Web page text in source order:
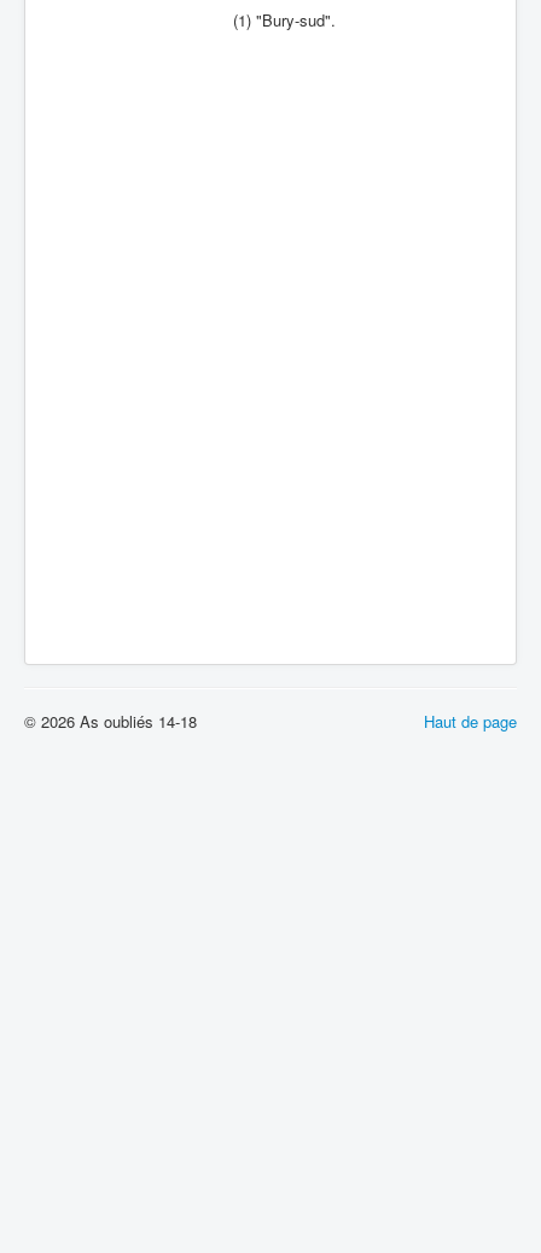
(1) "Bury-sud".
Haut de page
© 2026 As oubliés 14-18